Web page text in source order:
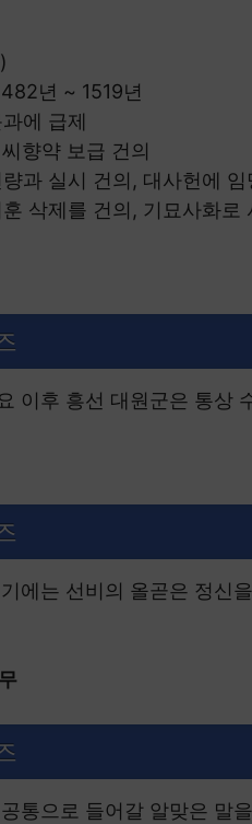
년 ~ 1519년
에 급제
향약 보급 건의
과 실시 건의, 대사헌에 임
삭제를 건의, 기묘사화로
이후 흥선 대원군은 통상
에는 선비의 올곧은 정신
통으로 들어갈 알맞은 말